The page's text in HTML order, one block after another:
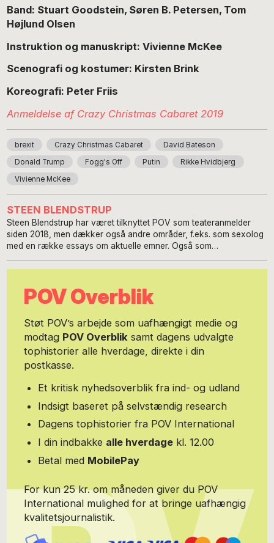
Band: Stuart Goodstein, Søren B. Petersen, Tom
Højlund Olsen
Instruktion og manuskript: Vivienne McKee
Scenografi og kostumer: Kirsten Brink
Koreografi: Peter Friis
Anmeldelse af Crazy Christmas Cabaret 2019
brexit Crazy Christmas Cabaret David Bateson
Donald Trump Fogg's Off Putin Rikke Hvidbjerg
Vivienne McKee
STEEN BLENDSTRUP
Steen Blendstrup har været tilknyttet POV som teateranmelder
siden 2018, men dækker også andre områder, f.eks. som sexolog
med en række essays om aktuelle emner. Også som
pressemeddelelser og endog manuskript til en reklamefilm for
du læse mere om på www.flirtmedlivet.dk.
POV Overblik
Støt POV’s arbejde som uafhængigt medie og
modtag POV Overbliksamt dagens udvalgte
tophistorier alle hverdage, direkte i din
postkasse.
Et kritisk nyhedsoverblik fra ind- og udland
Indsigt baseret på selvstændig research
Dagens tophistorier fra POV International
I din indbakke alle hverdage kl. 12.00
Betal med MobilePay
For kun 25 kr. om måneden giver du POV
International mulighed for at bringe uafhængig
kvalitetsjournalistik.